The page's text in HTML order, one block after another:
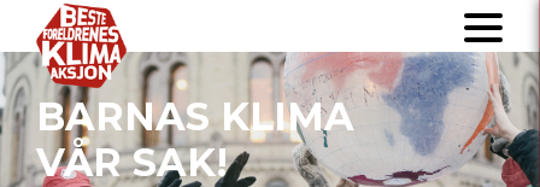
BARNAS KLIMA
VÅR SAK!